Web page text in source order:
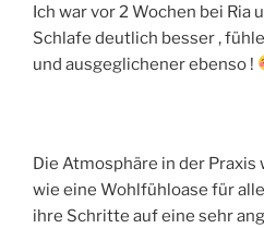
Ich war vor 2 Wochen bei Ria
Schlafe deutlich besser ,
und ausgeglichener ebenso !
Die Atmosphäre in der
wie eine Wohlfühloase für
ihre Schritte auf eine sehr